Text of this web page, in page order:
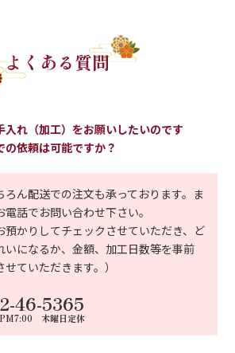
よくある質問
入れ（加工）をお願いしたいのです
の依頼は可能ですか？
ろん配送での注文も承っております。ま
電話でお問い合わせ下さい。
預かりしてチェックさせていただき、ど
いになるか、金額、加工日数等を事前
せていただきます。）
46-5365
木曜日定休